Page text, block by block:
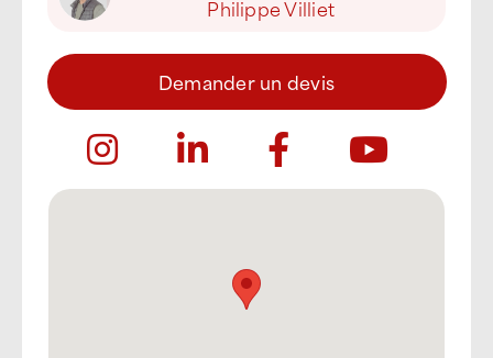
Philippe Villiet
Demander un devis